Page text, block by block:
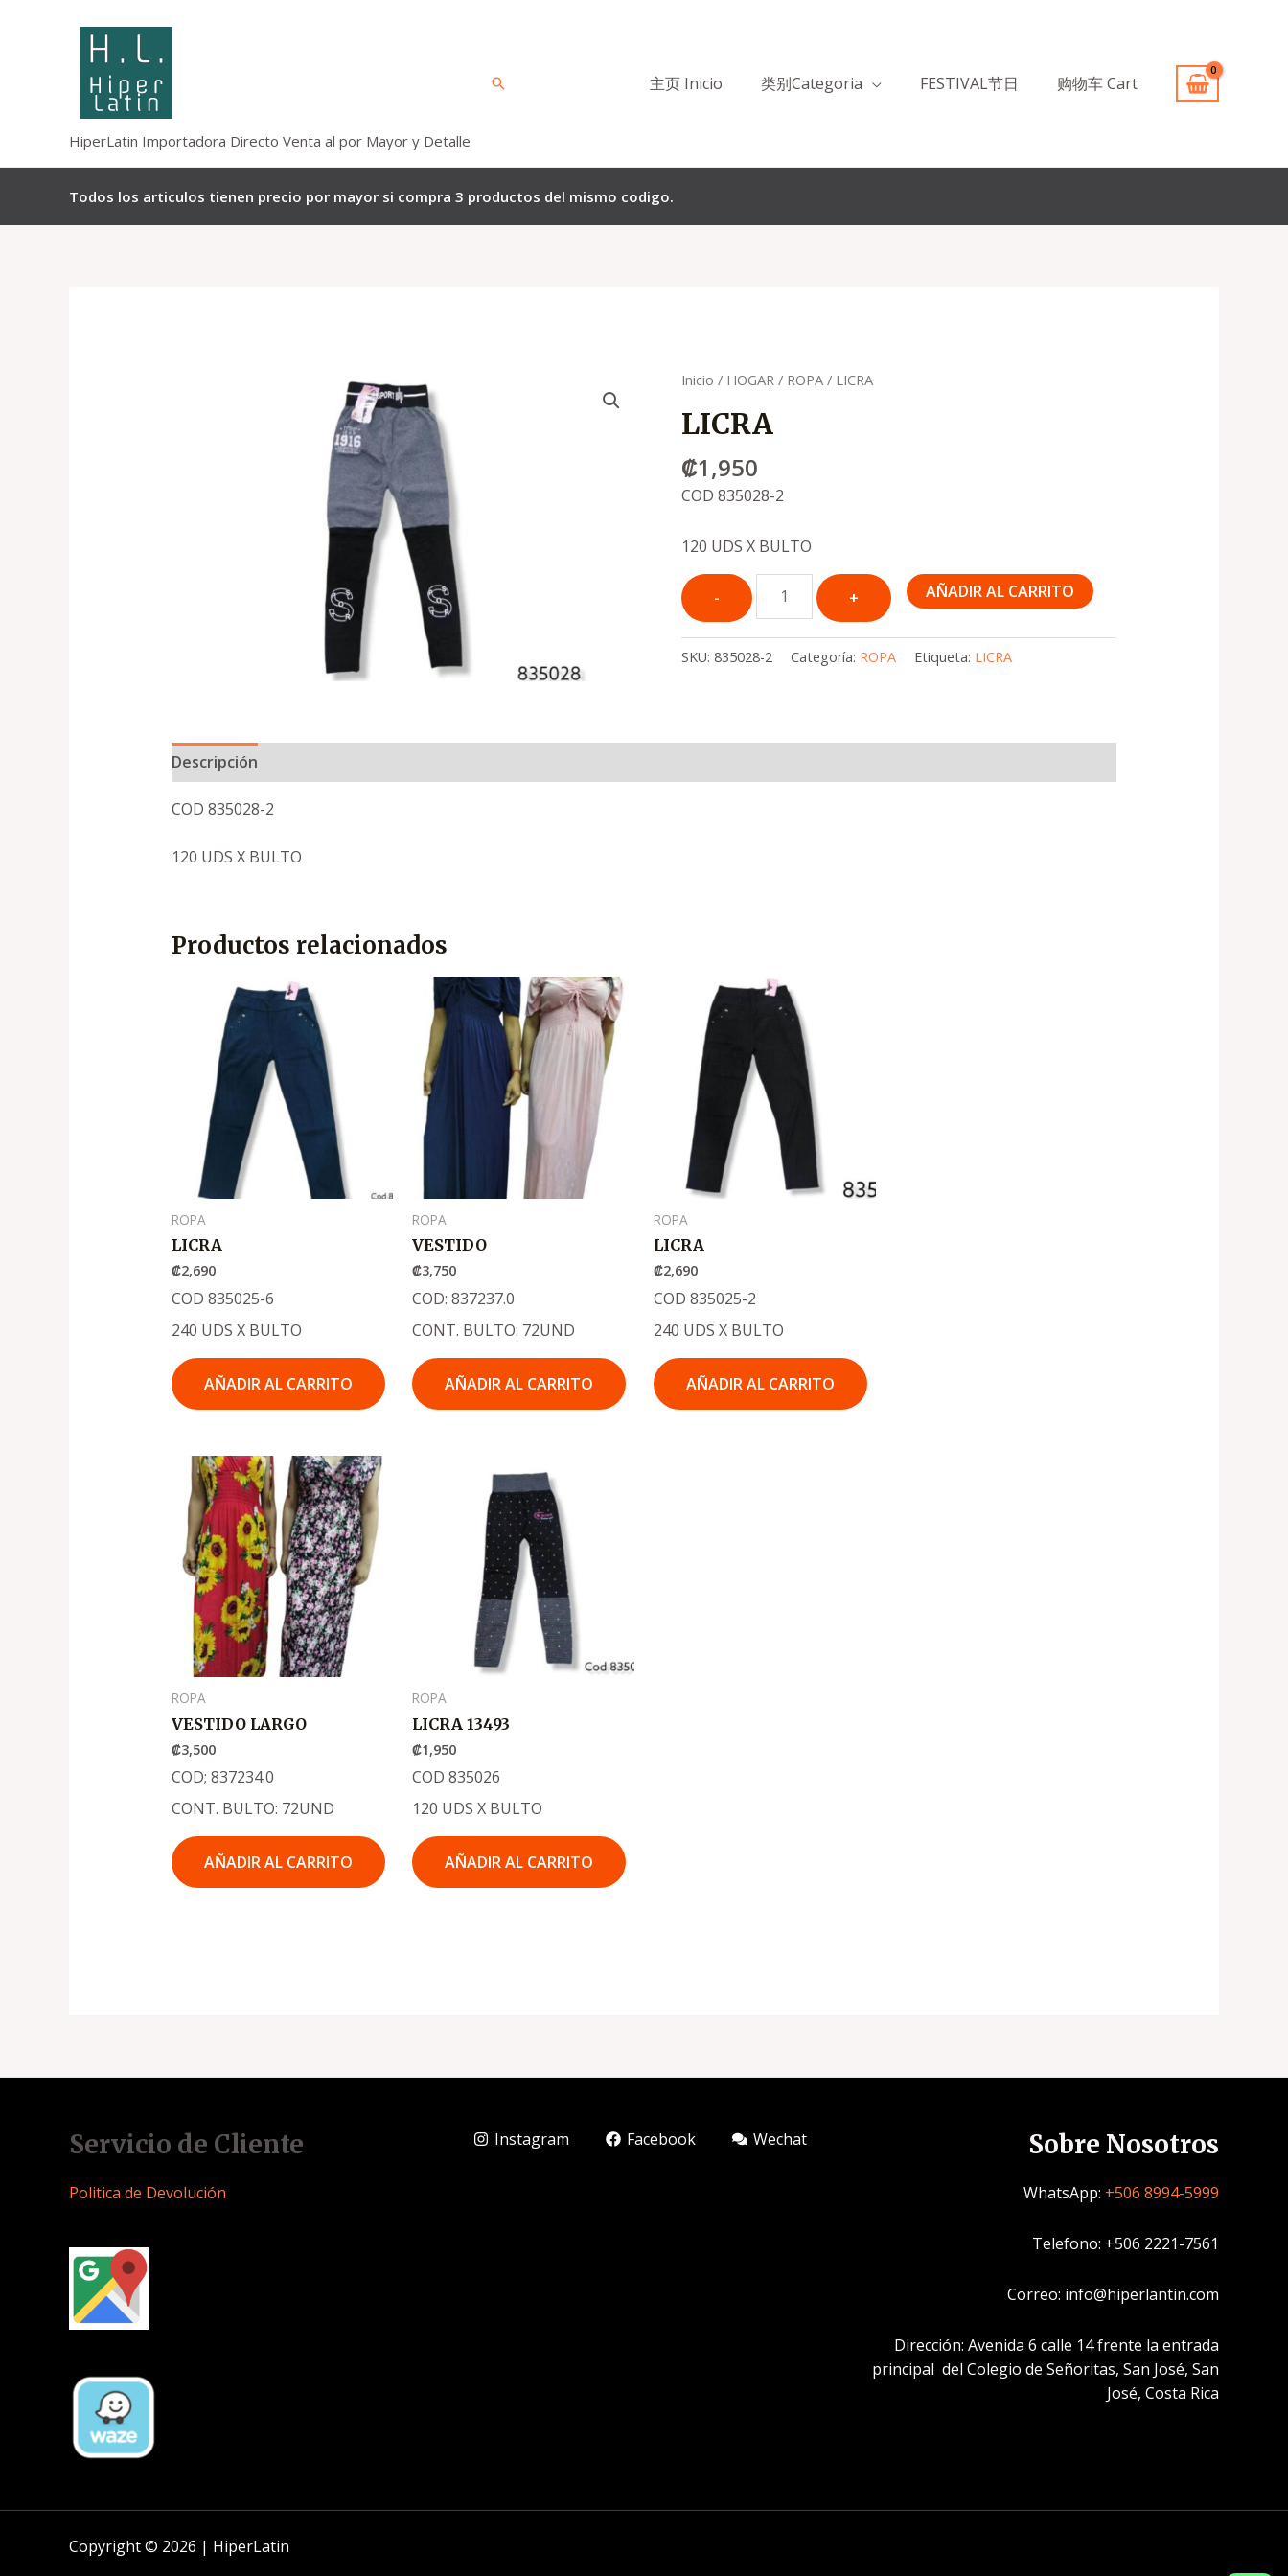
HiperLatin Importadora Directo Venta al por Mayor y Detalle
Buscar 主页 Inicio 类别Categoria FESTIVAL节日 购物车 Cart
Todos los articulos tienen precio por mayor si compra 3 productos del mismo codigo.
Inicio / HOGAR / ROPA / LICRA
LICRA
₡1,950
COD 835028-2
120 UDS X BULTO
Quantity
AÑADIR AL CARRITO
SKU:835028-2 Categoría: ROPA Etiqueta: LICRA
Descripción
COD 835028-2
120 UDS X BULTO
Productos relacionados
ROPA
LICRA
₡2,690
COD 835025-6
240 UDS X BULTO
AÑADIR AL CARRITO
ROPA
VESTIDO
₡3,750
COD: 837237.0
CONT. BULTO: 72UND
AÑADIR AL CARRITO
ROPA
LICRA
₡2,690
COD 835025-2
240 UDS X BULTO
AÑADIR AL CARRITO
ROPA
VESTIDO LARGO
₡3,500
COD; 837234.0
CONT. BULTO: 72UND
AÑADIR AL CARRITO
ROPA
LICRA 13493
₡1,950
COD 835026
120 UDS X BULTO
AÑADIR AL CARRITO
Servicio de Cliente
Politica de Devolución
Instagram Facebook Wechat Sobre Nosotros
WhatsApp: +506 8994-5999
Telefono: +506 2221-7561
Correo: info@hiperlantin.com
Dirección: Avenida 6 calle 14 frente la entrada
principal del Colegio de Señoritas, San José, San
José, Costa Rica
Copyright © 2026 | HiperLatin